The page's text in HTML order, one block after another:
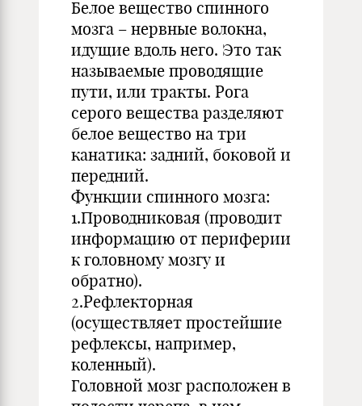
Белое вещество спинного
мозга – нервные волокна,
идущие вдоль него. Это так
называемые проводящие
пути, или тракты. Рога
серого вещества разделяют
белое вещество на три
канатика: задний, боковой и
передний.
Функции спинного мозга:
1.Проводниковая (проводит
информацию от периферии
к головному мозгу и
обратно).
2.Рефлекторная
(осуществляет простейшие
рефлексы, например,
коленный).
Головной мозг расположен в